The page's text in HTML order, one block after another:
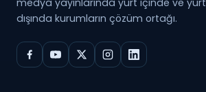
dışında kurumların çözüm ortağı.